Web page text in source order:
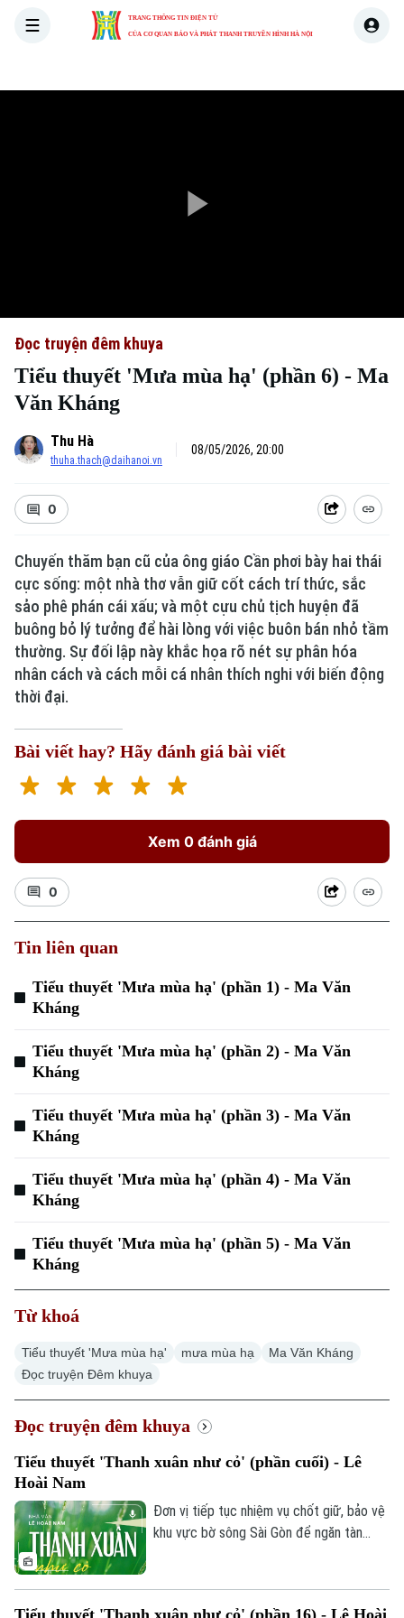
TRANG THÔNG TIN ĐIỆN TỬ
CỦA CƠ QUAN BÁO VÀ PHÁT THANH TRUYỀN HÌNH HÀ NỘI
Xu hướng
Thời sự
Hà Nội
Chính trị
An ninh trật tự
Công nghệ
Hà Nội
Nhịp sống Hà Nội
Người Hà Nội
Ẩm thực
Quân sự
Người Việt 4 phương
Kinh tế
Tin tức
Cafe sáng
Tài chính Ngân hàng
Doanh nghiệp
Nhà đất
Tin tức
Đầu tư
Tàu và Xe
Ô tô
Tàu
Giáo dục
Đọc truyện đêm khuya
Tiểu thuyết 'Mưa mùa hạ' (phần 6) - Ma
Văn Kháng
Thu Hà
thuha.thach@daihanoi.vn
08/05/2026, 20:00
0
Chuyến thăm bạn cũ của ông giáo Cần phơi bày hai thái
cực sống: một nhà thơ vẫn giữ cốt cách trí thức, sắc
sảo phê phán cái xấu; và một cựu chủ tịch huyện đã
buông bỏ lý tưởng để hài lòng với việc buôn bán nhỏ tầm
thường. Sự đối lập này khắc họa rõ nét sự phân hóa
nhân cách và cách mỗi cá nhân thích nghi với biến động
thời đại.
Bài viết hay? Hãy đánh giá bài viết
Xem 0 đánh giá
0
Tin liên quan
Tiểu thuyết 'Mưa mùa hạ' (phần 1) - Ma Văn
Kháng
Tiểu thuyết 'Mưa mùa hạ' (phần 2) - Ma Văn
Kháng
Tiểu thuyết 'Mưa mùa hạ' (phần 3) - Ma Văn
Kháng
Tiểu thuyết 'Mưa mùa hạ' (phần 4) - Ma Văn
Kháng
Tiểu thuyết 'Mưa mùa hạ' (phần 5) - Ma Văn
Kháng
Từ khoá
Tiểu thuyết 'Mưa mùa hạ' mưa mùa hạ
Ma Văn Kháng
Đọc truyện Đêm khuya
Đọc truyện đêm khuya
Tiểu thuyết 'Thanh xuân như cỏ' (phần cuối) - Lê
Hoài Nam
Đơn vị tiếp tục nhiệm vụ chốt giữ, bảo vệ
khu vực bờ sông Sài Gòn để ngăn tàn
Tiểu thuyết 'Thanh xuân như cỏ' (phần 16) - Lê Hoài